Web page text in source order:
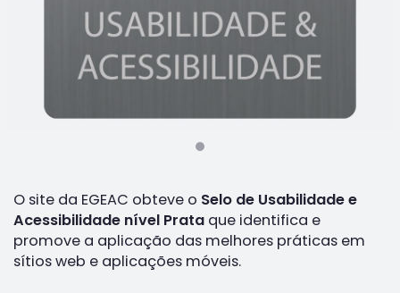
O site da EGEAC obteve o Selo de Usabilidade e
Acessibilidade nível Prata que identifica e
promove a aplicação das melhores práticas em
sítios web e aplicações móveis.